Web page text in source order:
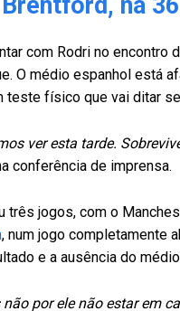
com Rodri no
O médio espanhol está
físico que vai ditar
ver esta tarde.
conferência de imprensa.
jogos, com o
, num jogo completamente
e a ausência do
por ele não estar em